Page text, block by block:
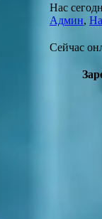
Нас
Админ,
Сейчас